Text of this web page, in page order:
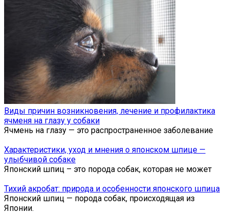
Виды причин возникновения, лечение и профилактика
ячменя на глазу у собаки
Ячмень на глазу — это распространенное заболевание
Характеристики, уход и мнения о японском шпице —
улыбчивой собаке
Японский шпиц – это порода собак, которая не может
Тихий акробат: природа и особенности японского шпица
Японский шпиц — порода собак, происходящая из
Японии.